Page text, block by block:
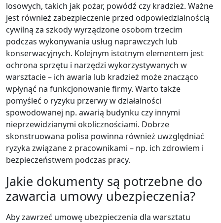
losowych, takich jak pożar, powódź czy kradzież. Ważne
jest również zabezpieczenie przed odpowiedzialnością
cywilną za szkody wyrządzone osobom trzecim
podczas wykonywania usług naprawczych lub
konserwacyjnych. Kolejnym istotnym elementem jest
ochrona sprzętu i narzędzi wykorzystywanych w
warsztacie – ich awaria lub kradzież może znacząco
wpłynąć na funkcjonowanie firmy. Warto także
pomyśleć o ryzyku przerwy w działalności
spowodowanej np. awarią budynku czy innymi
nieprzewidzianymi okolicznościami. Dobrze
skonstruowana polisa powinna również uwzględniać
ryzyka związane z pracownikami – np. ich zdrowiem i
bezpieczeństwem podczas pracy.
Jakie dokumenty są potrzebne do
zawarcia umowy ubezpieczenia?
Aby zawrzeć umowę ubezpieczenia dla warsztatu